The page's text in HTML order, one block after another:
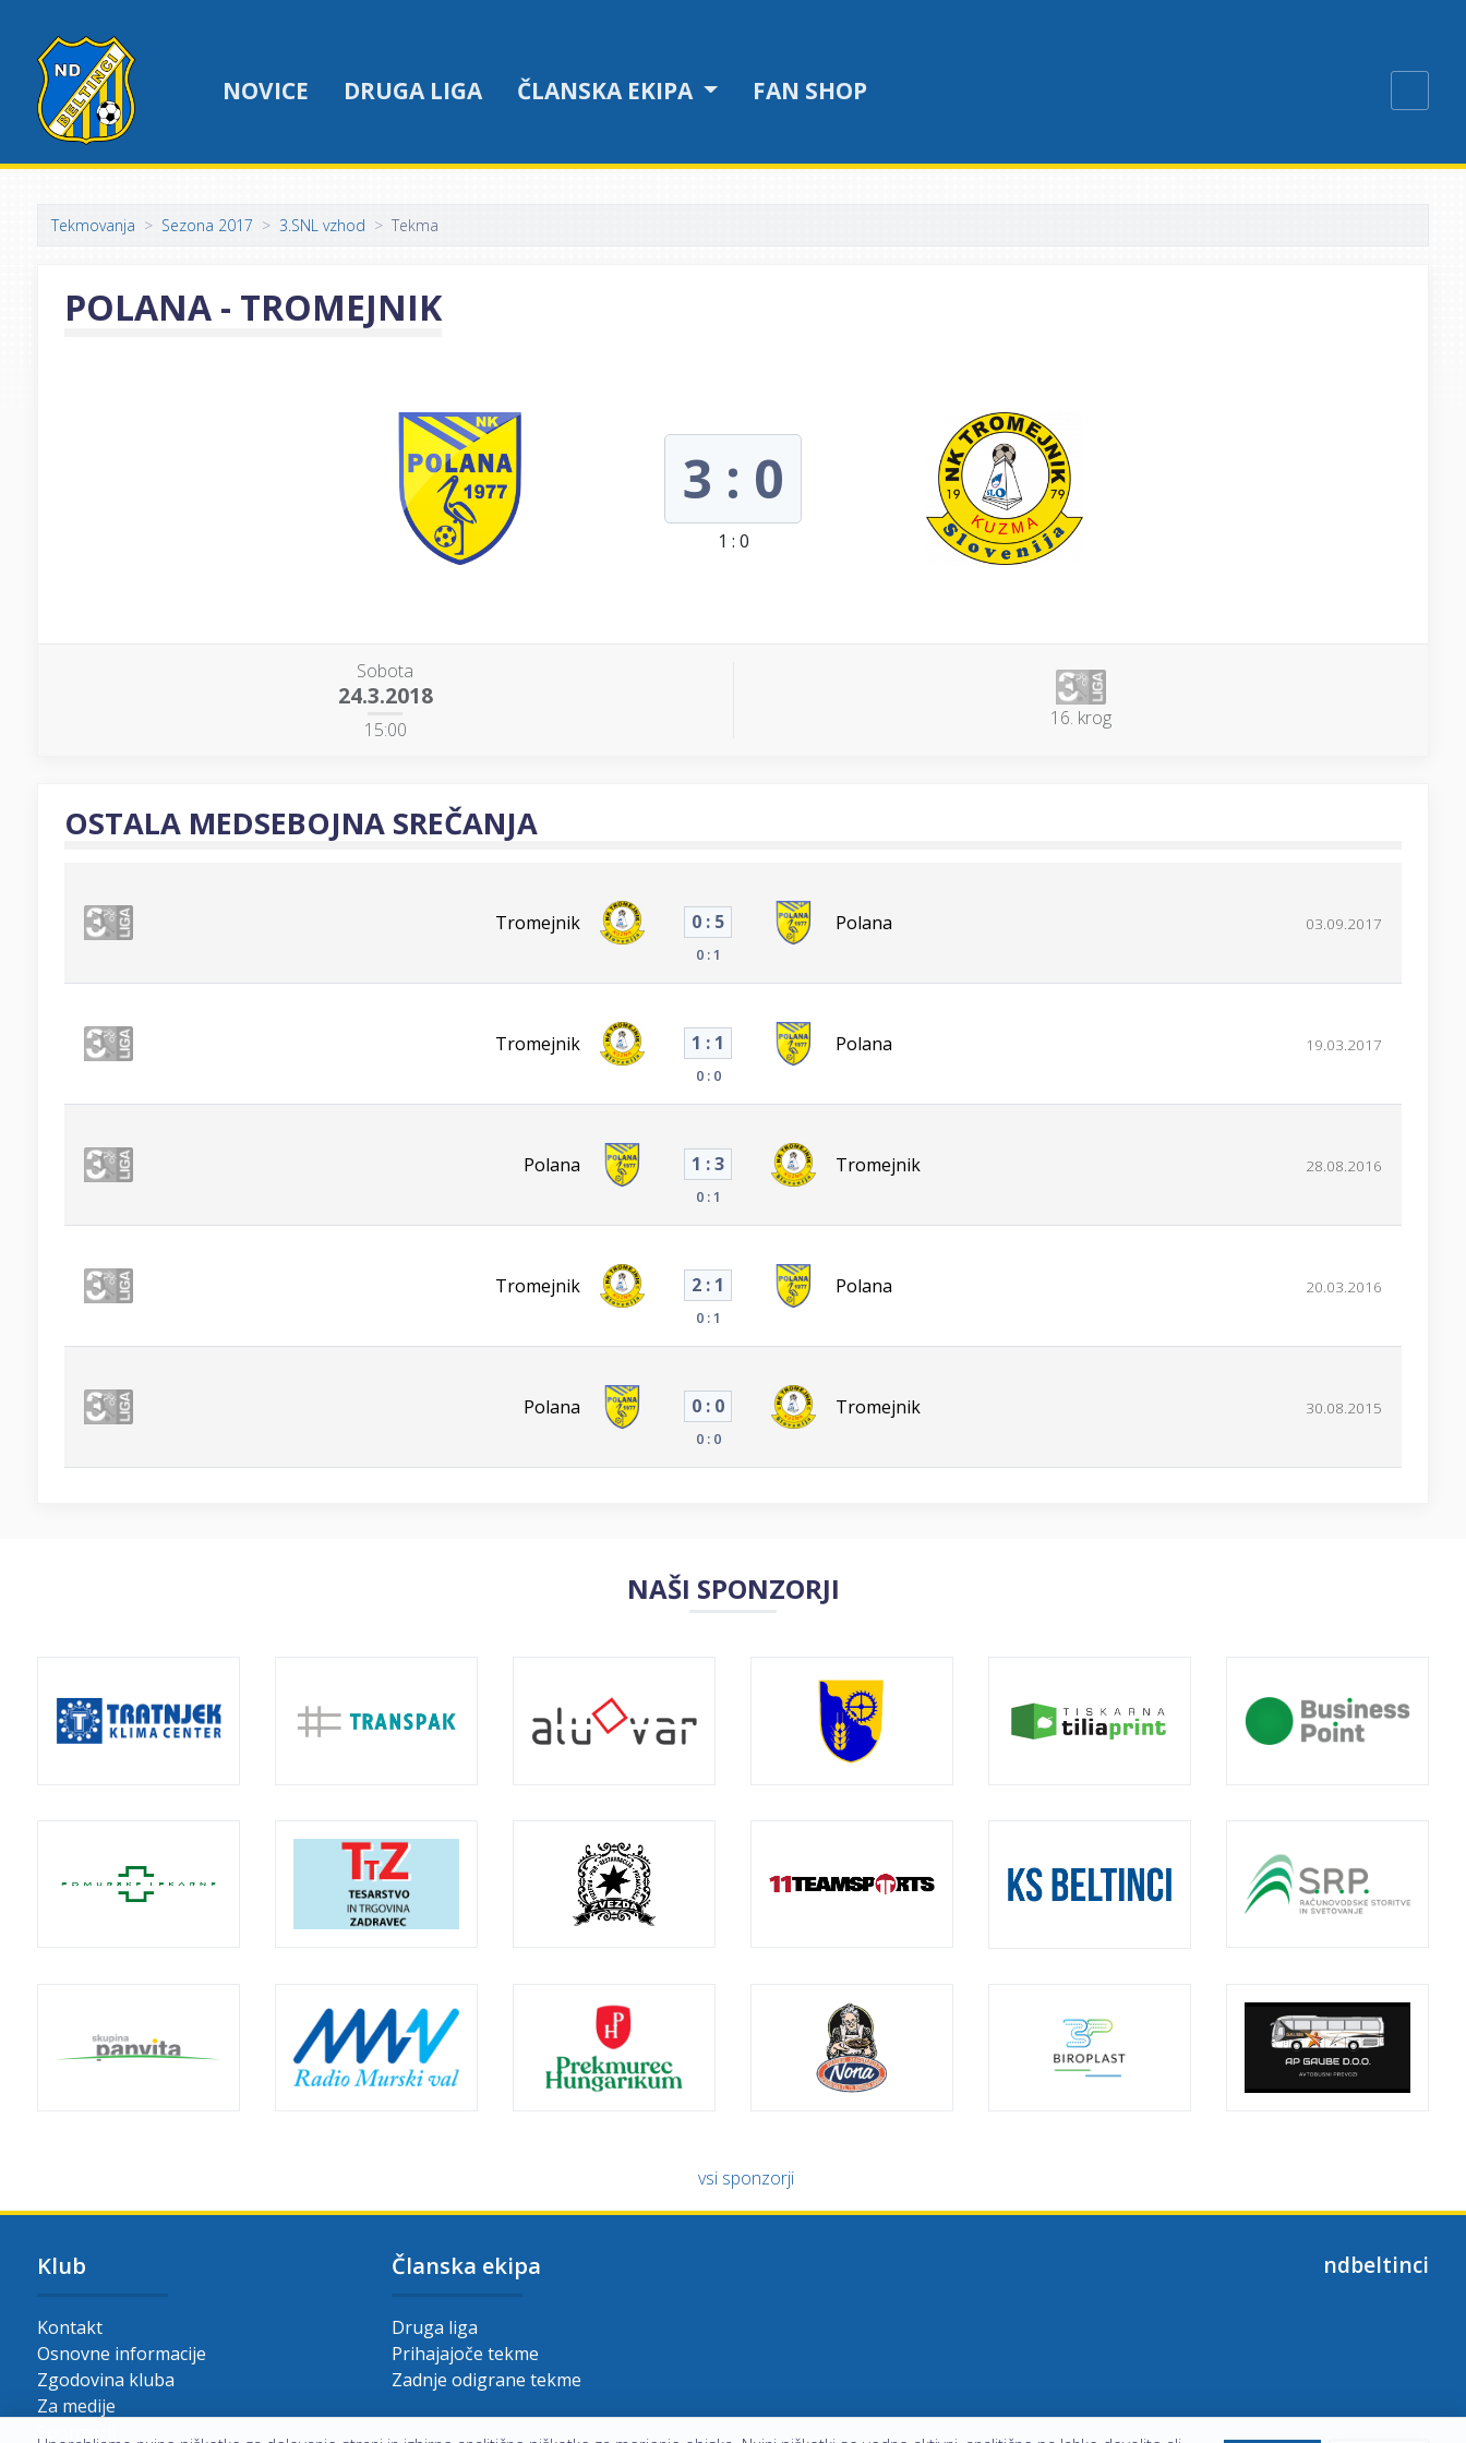
NOVICE DRUGA LIGA ČLANSKA EKIPA FAN SHOP
Tekmovanja Sezona 2017 3.SNL vzhod Tekma
POLANA - TROMEJNIK
3 : 0
1 : 0
Sobota
24.3.2018
15:00 16. krog
OSTALA MEDSEBOJNA SREČANJA
Tromejnik 0 : 5
0 : 1
Polana 03.09.2017
Tromejnik 1 : 1
0 : 0
Polana 19.03.2017
Polana 1 : 3
0 : 1
Tromejnik 28.08.2016
Tromejnik 2 : 1
0 : 1
Polana 20.03.2016
Polana 0 : 0
0 : 0
Tromejnik 30.08.2015
NAŠI SPONZORJI
vsi sponzorji
Klub
Kontakt
Osnovne informacije
Zgodovina kluba
Za medije
Članska ekipa
Druga liga
Prihajajoče tekme
Zadnje odigrane tekme
ndbeltinci